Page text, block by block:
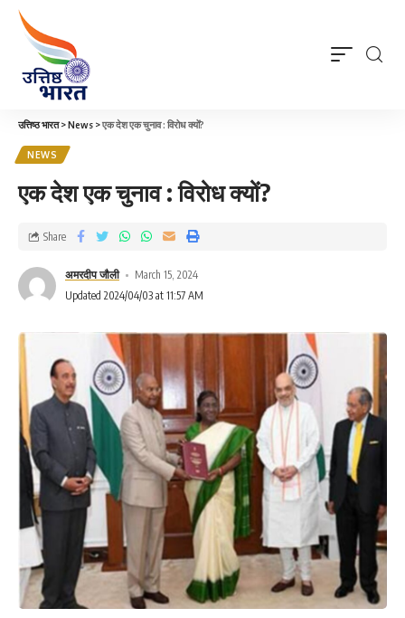
उत्तिष्ठ भारत>News >एक देश एक चुनाव : विरोध क्यों?
NEWS
एक देश एक चुनाव : विरोध क्यों?
अमरदीप जौली
March 15, 2024
Updated 2024/04/03 at 11:57 AM
Share